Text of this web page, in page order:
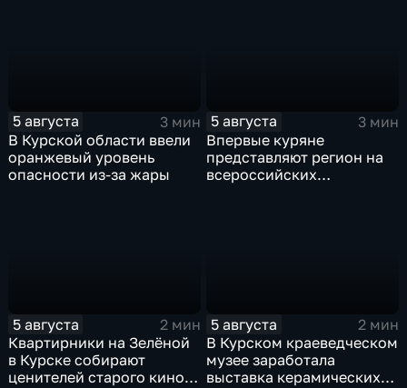
5 августа
3 мин
В Курской области ввели
оранжевый уровень
опасности из-за жары
5 августа
3 мин
Впервые куряне
представляют регион на
всероссийских
5 августа
2 мин
Квартирники на Зелёной
в Курске собирают
ценителей старого кино
5 августа
2 мин
В Курском краеведческом
музее заработала
выставка керамических